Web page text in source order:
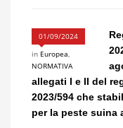
01/09/2024
in Europea,
NORMATIVA
allegati I e II del
2023/594 che
per la peste suina